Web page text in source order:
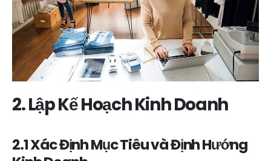
2. Lập Kế Hoạch Kinh Doanh
2.1 Xác Định Mục Tiêu và Định Hướng